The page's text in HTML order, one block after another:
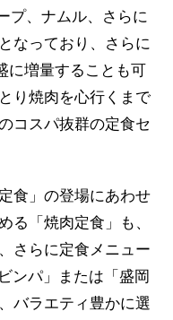
プ、ナムル、さらに
なっており、さらに
に増量することも可
り焼肉を心行くまで
コスパ抜群の定食セ
食」の登場にあわせ
る「焼肉定食」も、
さらに定食メニュー
ンパ」または「盛岡
バラエティ豊かに選